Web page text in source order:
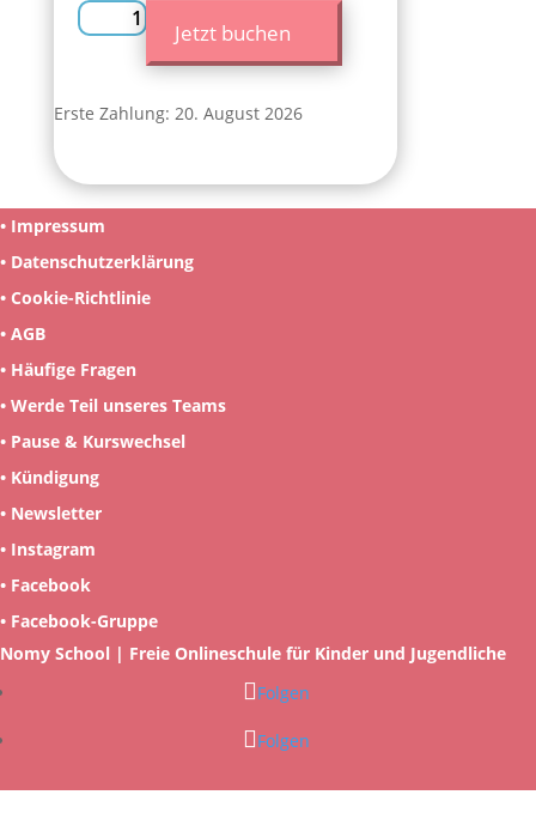
Onlinekurs
„Abenteuer
Schreiben“
Jetzt buchen
Erste Zahlung: 20. August 2026
• Impressum
• Datenschutzerklärung
• Cookie-Richtlinie
• AGB
• Häufige Fragen
• Werde Teil unseres Teams
• Pause & Kurswechsel
• Kündigung
• Newsletter
• Instagram
• Facebook
• Facebook-Gruppe
Nomy School | Freie Onlineschule für Kinder und Jugendliche
Folgen
Folgen